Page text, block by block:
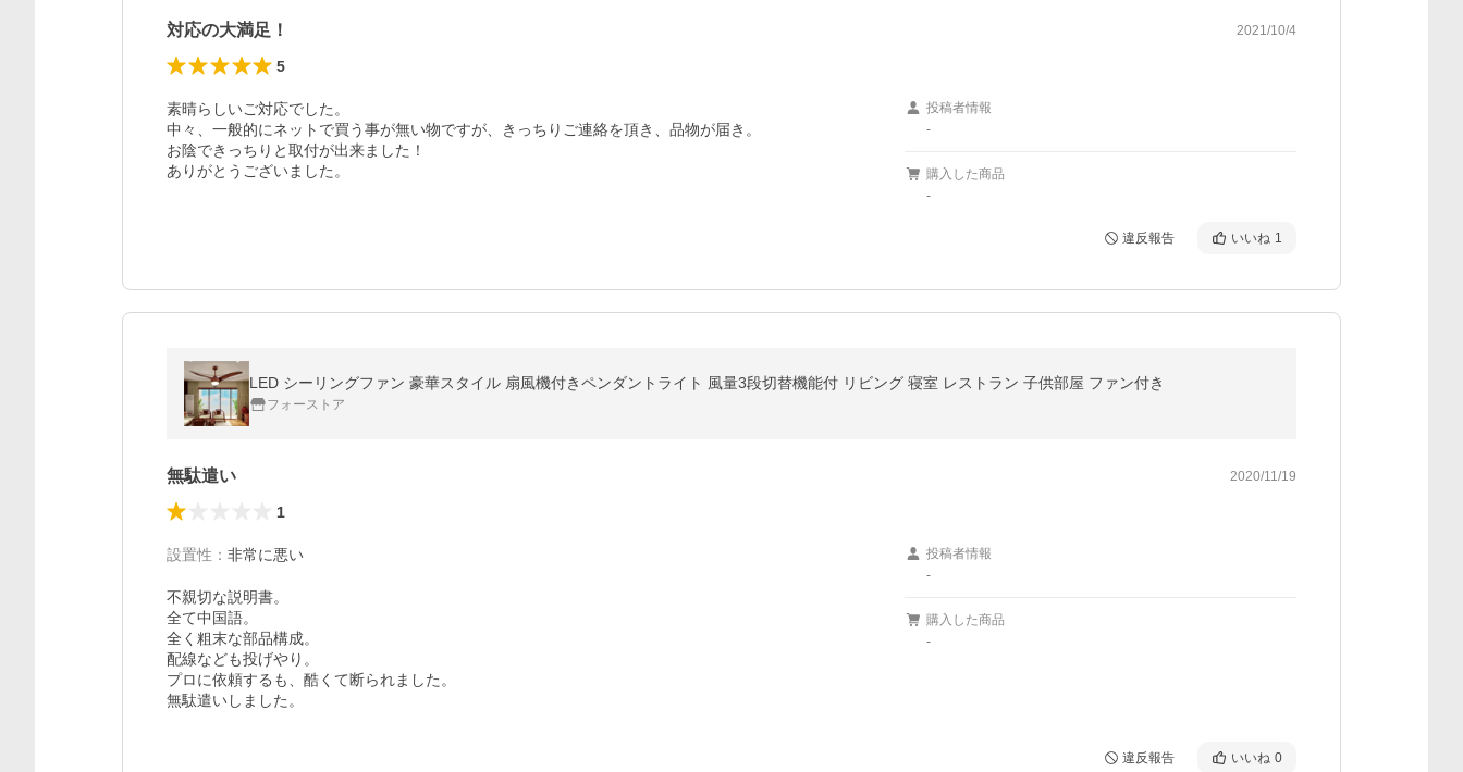
対応の大満足！ 2021/10/4
5
素晴らしいご対応でした。
中々、一般的にネットで買う事が無い物ですが、きっちりご連絡を頂き、品物が届き。
お陰できっちりと取付が出来ました！
ありがとうございました。
投稿者情報
-
購入した商品
-
違反報告 いいね 1
LED シーリングファン 豪華スタイル 扇風機付きペンダントライト 風量3段切替機能付 リビング 寝室 レストラン 子供部屋 ファン付き
フォーストア
無駄遣い 2020/11/19
1
設置性 ： 非常に悪い
不親切な説明書。
全て中国語。
全く粗末な部品構成。
配線なども投げやり。
プロに依頼するも、酷くて断られました。
無駄遣いしました。
投稿者情報
-
購入した商品
-
違反報告 いいね 0